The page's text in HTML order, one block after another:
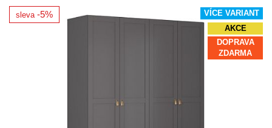
VÍCE VARIANT
AKCE
DOPRAVA
ZDARMA
sleva -5%